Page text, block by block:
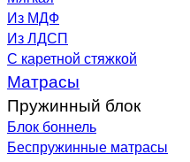
Из МДФ
Из ЛДСП
С каретной стяжкой
Матрасы
Пружинный блок
Блок боннель
Беспружинные матрасы